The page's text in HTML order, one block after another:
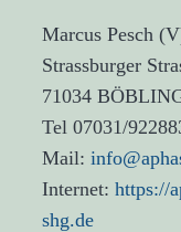
Marcus Pesch
Strassburger
71034
Tel 07031/
Mail:
Internet: https://
shg.de